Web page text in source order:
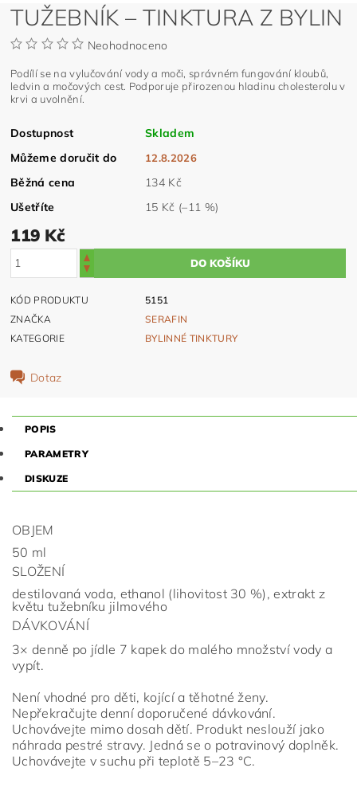
TUŽEBNÍK – TINKTURA Z BYLIN
Neohodnoceno
Podílí se na vylučování vody a moči, správném fungování kloubů,
ledvin a močových cest. Podporuje přirozenou hladinu cholesterolu v
krvi a uvolnění.
Dostupnost
Skladem
Můžeme doručit do
12.8.2026
Běžná cena
134 Kč
Ušetříte
15 Kč (–11 %)
119 Kč
KÓD PRODUKTU
5151
ZNAČKA
SERAFIN
KATEGORIE
BYLINNÉ TINKTURY
Dotaz
POPIS
PARAMETRY
DISKUZE
OBJEM
50 ml
SLOŽENÍ
destilovaná voda, ethanol (lihovitost 30 %), extrakt z
květu tužebníku jilmového
DÁVKOVÁNÍ
3× denně po jídle 7 kapek do malého množství vody a
vypít.
Není vhodné pro děti, kojící a těhotné ženy.
Nepřekračujte denní doporučené dávkování.
Uchovávejte mimo dosah dětí. Produkt neslouží jako
náhrada pestré stravy. Jedná se o potravinový doplněk.
Uchovávejte v suchu při teplotě 5–23 °C.